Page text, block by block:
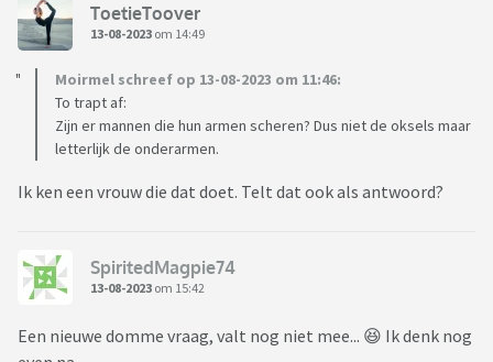
ToetieToover
13-08-2023 om 14:49
Moirmel schreef op 13-08-2023 om 11:46:
To trapt af:
Zijn er mannen die hun armen scheren? Dus niet de oksels maar
letterlijk de onderarmen.
Ik ken een vrouw die dat doet. Telt dat ook als antwoord?
SpiritedMagpie74
13-08-2023 om 15:42
Een nieuwe domme vraag, valt nog niet mee... 😆 Ik denk nog